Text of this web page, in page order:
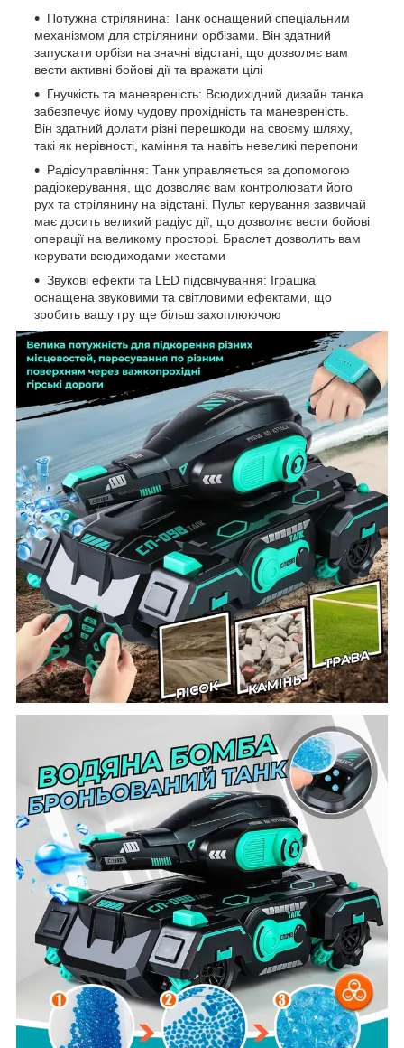
Потужна стрілянина: Танк оснащений спеціальним
механізмом для стрілянини орбізами. Він здатний
запускати орбізи на значні відстані, що дозволяє вам
вести активні бойові дії та вражати цілі
Гнучкість та маневреність: Всюдихідний дизайн танка
забезпечує йому чудову прохідність та маневреність.
Він здатний долати різні перешкоди на своєму шляху,
такі як нерівності, каміння та навіть невеликі перепони
Радіоуправління: Танк управляється за допомогою
радіокерування, що дозволяє вам контролювати його
рух та стрілянину на відстані. Пульт керування зазвичай
має досить великий радіус дії, що дозволяє вести бойові
операції на великому просторі. Браслет дозволить вам
керувати всюдиходами жестами
Звукові ефекти та LED підсвічування: Іграшка
оснащена звуковими та світловими ефектами, що
зробить вашу гру ще більш захоплюючою